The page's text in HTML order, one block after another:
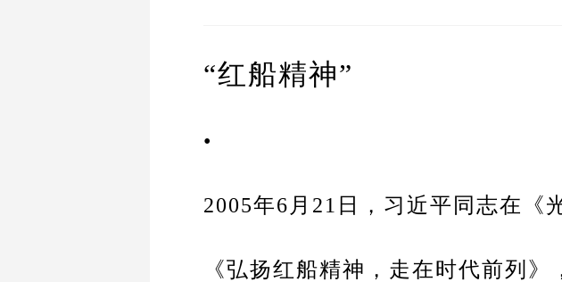
“红船精神”
•
2005年6月21日，习近平同志在《
《弘扬红船精神，走在时代前列